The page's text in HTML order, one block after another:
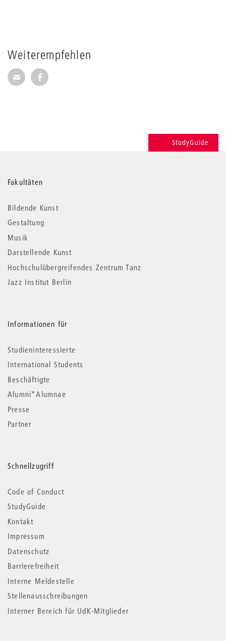
Weiterempfehlen
Seite per E-Mail weiterempfehlen
Seite auf Facebook weiterempfehlen
StudyGuide
Weitere
Informationen
Fakultäten
Bildende Kunst
Gestaltung
Musik
Darstellende Kunst
Hochschulübergreifendes Zentrum Tanz
Jazz Institut Berlin
Informationen für
Studieninteressierte
International Students
Beschäftigte
Alumni*Alumnae
Presse
Partner
Schnellzugriff
Code of Conduct
StudyGuide
Kontakt
Impressum
Datenschutz
Barrierefreiheit
Interne Meldestelle
Stellenausschreibungen
Interner Bereich für UdK-Mitglieder